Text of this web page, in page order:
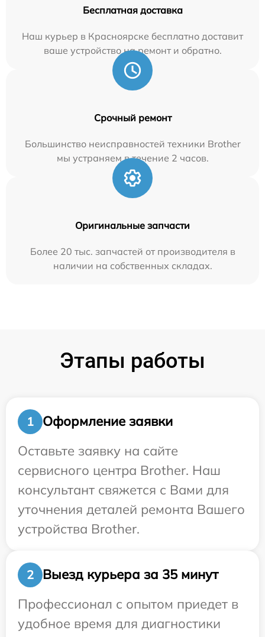
Бесплатная доставка
Наш курьер в Красноярске бесплатно доставит
ваше устройство на ремонт и обратно.
Срочный ремонт
Большинство неисправностей техники Brother
мы устраняем в течение 2 часов.
Оригинальные запчасти
Более 20 тыс. запчастей от производителя в
наличии на собственных складах.
Этапы работы
1
Оформление заявки
Оставьте заявку на сайте
сервисного центра Brother. Наш
консультант свяжется с Вами для
уточнения деталей ремонта Вашего
устройства Brother.
2
Выезд курьера за 35 минут
Профессионал с опытом приедет в
удобное время для диагностики